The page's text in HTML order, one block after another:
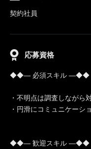
契約社員
応募資格
◆◆― 必須スキル ―◆◆
・不明点は調査しながら
・円滑にコミュニケーシ
◆◆― 歓迎スキル ―◆◆